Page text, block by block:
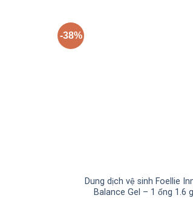
-38%
Dung dịch vệ sinh Foellie
Balance Gel – 1 ống 1.6 g